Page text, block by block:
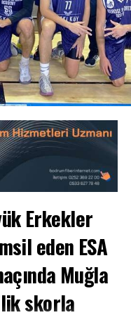
Maç Öncesinde
spor dünyasının
ve sunuculuğunu
Yayın Yönetmeni
başladı.
Erkekler
eden ESA
Muğla
skorla